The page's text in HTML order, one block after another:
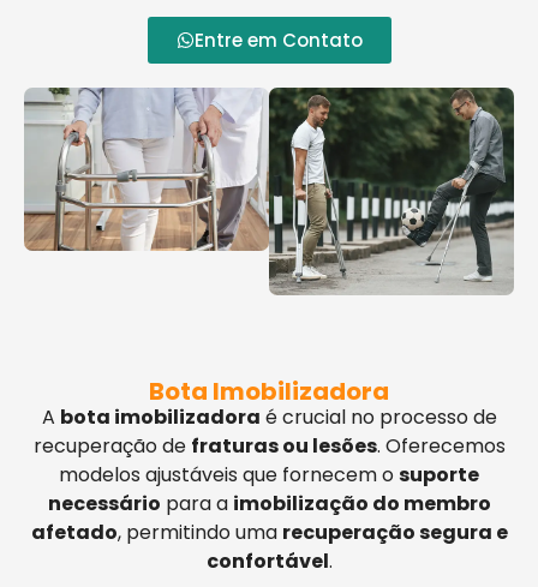
Entre em Contato
Bota Imobilizadora
A bota imobilizadora é crucial no processo de
recuperação de fraturas ou lesões. Oferecemos
modelos ajustáveis que fornecem osuporte
necessário para a imobilização do membro
afetado, permitindo uma recuperação segura e
confortável.